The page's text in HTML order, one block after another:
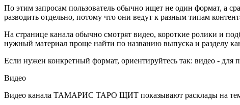
По этим запросам пользователь обычно ищет не один формат, а
разводить отдельно, потому что они ведут к разным типам
На странице канала обычно смотрят видео, короткие ролики и
нужный материал проще найти по названию выпуска и разделу
Если нужен конкретный формат, ориентируйтесь так: видео - для
Видео
Видео канала ТАМАРИС ТАРО ЩИТ показывают расклады на